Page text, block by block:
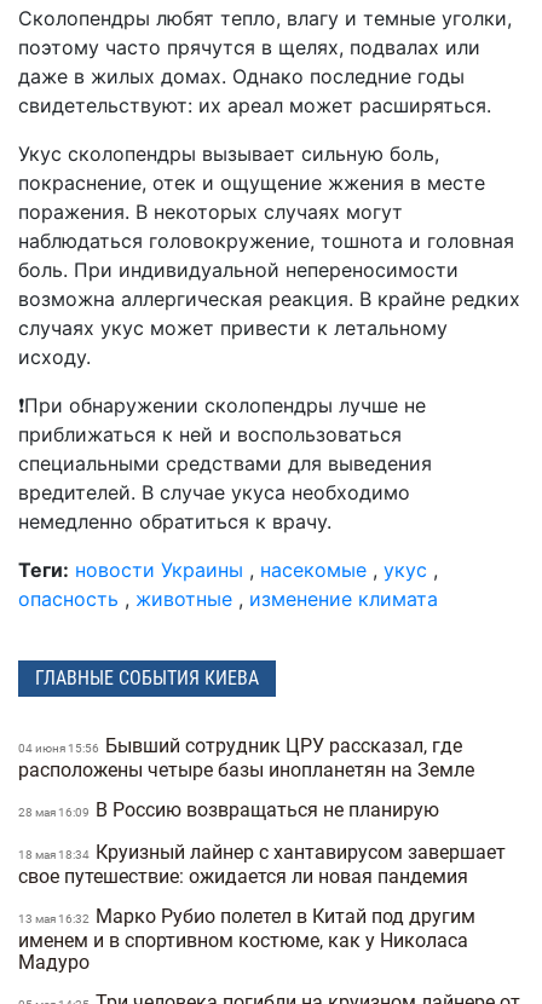
Сколопендры любят тепло, влагу и темные уголки,
поэтому часто прячутся в щелях, подвалах или
даже в жилых домах. Однако последние годы
свидетельствуют: их ареал может расширяться.
Укус сколопендры вызывает сильную боль,
покраснение, отек и ощущение жжения в месте
поражения. В некоторых случаях могут
наблюдаться головокружение, тошнота и головная
боль. При индивидуальной непереносимости
возможна аллергическая реакция. В крайне редких
случаях укус может привести к летальному
исходу.
❗️При обнаружении сколопендры лучше не
приближаться к ней и воспользоваться
специальными средствами для выведения
вредителей. В случае укуса необходимо
немедленно обратиться к врачу.
Теги: новости Украины , насекомые , укус ,
опасность , животные , изменение климата
ГЛАВНЫЕ СОБЫТИЯ КИЕВА
04 июня 15:56
Бывший сотрудник ЦРУ рассказал, где
расположены четыре базы инопланетян на Земле
28 мая 16:09 В Россию возвращаться не планирую
18 мая 18:34 Круизный лайнер с хантавирусом завершает
свое путешествие: ожидается ли новая пандемия
13 мая 16:32
Марко Рубио полетел в Китай под другим
именем и в спортивном костюме, как у Николаса
Мадуро